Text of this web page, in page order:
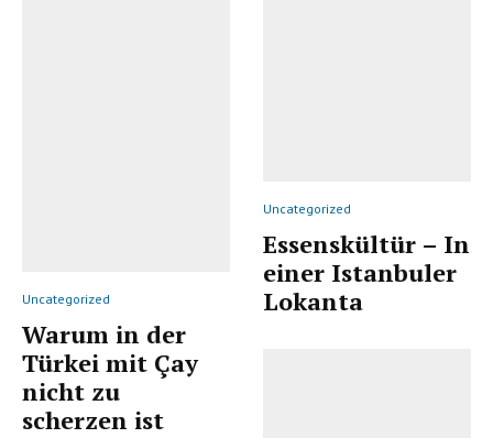
Uncategorized
Warum in der
Türkei mit Çay
nicht zu
scherzen ist
Uncategorized
Essenskültür – In
einer Istanbuler
Lokanta